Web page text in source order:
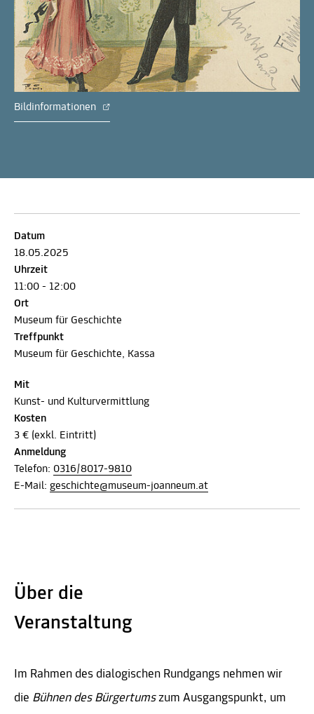
Bildinformationen
Datum
18.05.2025
Uhrzeit
11:00 - 12:00
Ort
Museum für Geschichte
Treffpunkt
Museum für Geschichte, Kassa
Mit
Kunst- und Kulturvermittlung
Kosten
3 € (exkl. Eintritt)
Anmeldung
Telefon: 0316/8017-9810
E-Mail: geschichte@museum-joanneum.at
Über die
Veranstaltung
Im Rahmen des dialogischen Rundgangs nehmen wir
die Bühnen des Bürgertumszum Ausgangspunkt, um